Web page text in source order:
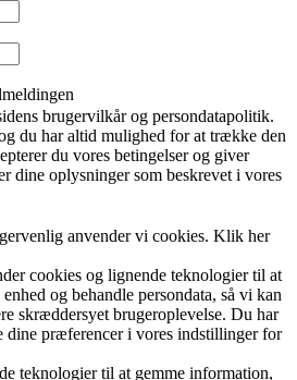
brugervilkår og persondatapolitik.
du har altid mulighed for at trække den
du vores betingelser og giver
dine oplysninger som beskrevet i vores
anvender vi cookies. Klik her
cookies og lignende teknologier til at
og behandle persondata, så vi kan
skræddersyet brugeroplevelse. Du har
præferencer i vores indstillinger for
teknologier til at gemme information,